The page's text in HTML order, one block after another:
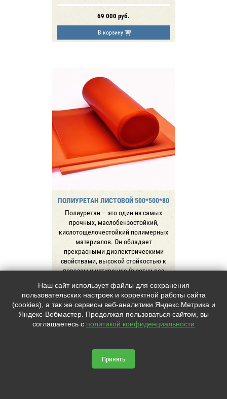
69 000 руб.
В корзину
ПОЛИУРЕТАН ЛИСТОВОЙ 500*500*80
Полиуретан – это один из самых
прочных, маслобензостойкий,
кислотощелочестойкий полимерных
материалов. Он обладает
прекрасными диэлектрическими
свойствами, высокой стойкостью к
порезам и истиранию (в сотни раз
долговечен в эк
Уточняйте актуальные цены и наличие по
почте littek@yandex.ru. Для оптовых
заказов действуют скидки.
В корзину
Наш сайт использует файлы для сохранения
пользовательских настроек и корректной работы сайта
(cookies), а так же сервисы веб-аналитики Яндекс.Метрика и
Яндекс-Вебмастер. Продолжая пользоваться сайтом, вы
соглашаетесь с политикой конфиденциальности
Принять